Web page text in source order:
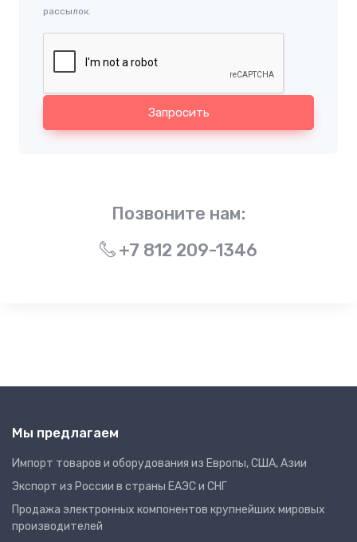
рассылок.
Запросить
Позвоните нам:
+7 812 209-1346
Мы предлагаем
Импорт товаров и оборудования из Европы, США, Азии
Экспорт из России в страны ЕАЭС и СНГ
Продажа электронных компонентов крупнейших мировых
производителей